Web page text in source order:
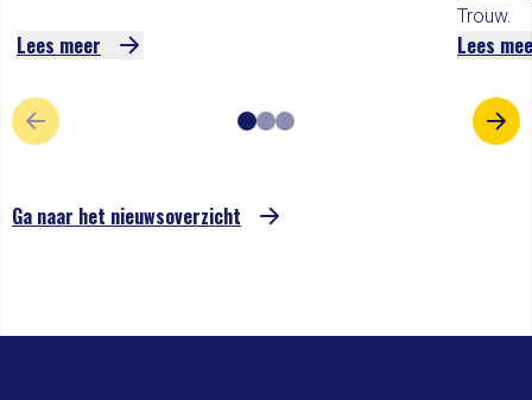
Lees meer
Trouw.
Lees
VORIGE SLIDE
Ga naar het nieuwsoverzicht